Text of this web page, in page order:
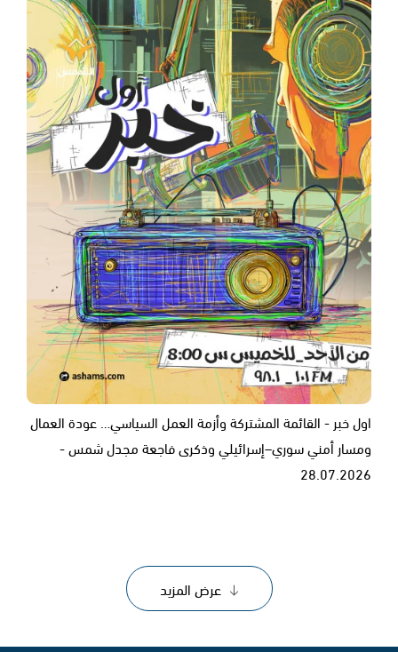
اول خبر - القائمة المشتركة وأزمة العمل السياسي… عودة العمال
ومسار أمني سوري–إسرائيلي وذكرى فاجعة مجدل شمس -
28.07.2026
عرض المزيد